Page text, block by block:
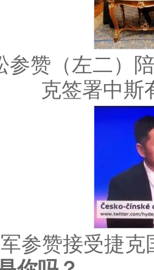
参赞（左二）
克签署中斯
参赞接受捷克